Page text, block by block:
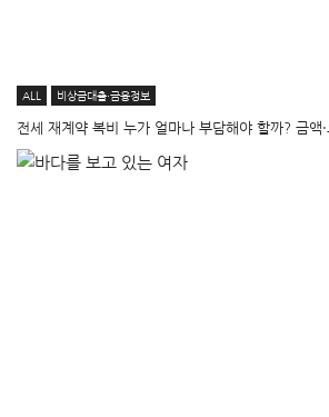
ALL 비상금대출·금융정보
전세 재계약 복비 누가 얼마나 부담해야 할까? 금액·